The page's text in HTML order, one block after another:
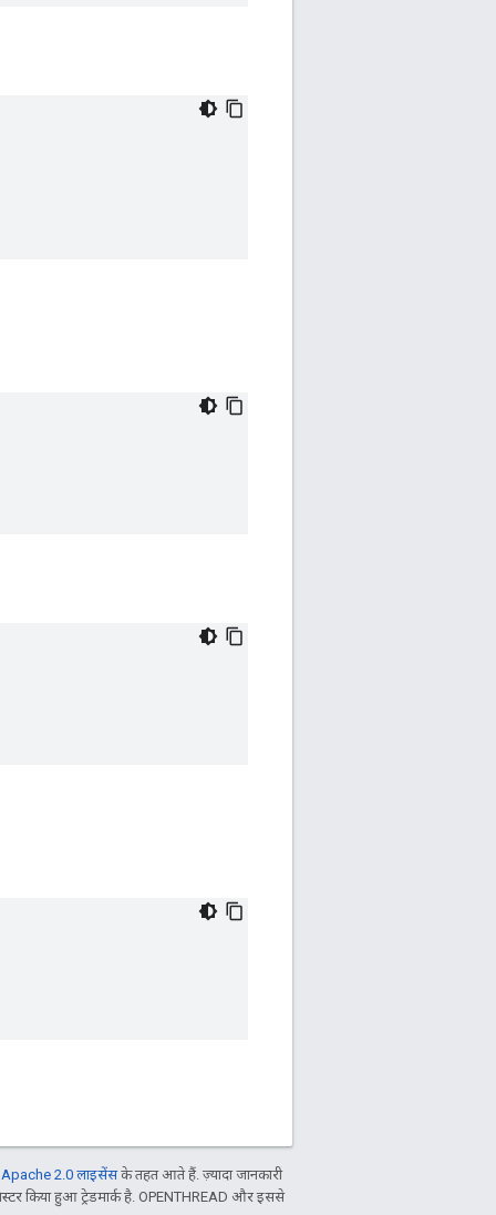
Apache 2.0 लाइसेंसके तहत आते हैं. ज़्यादा जानकारी
किया हुआ ट्रेडमार्क है. OPENTHREAD और इससे